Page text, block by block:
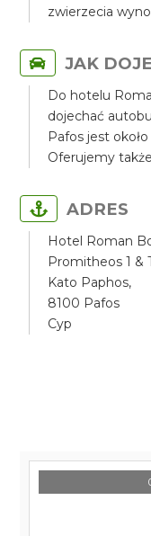
zwierzecia
JAK
Do hotelu
dojechać
Pafos jest
Oferujemy
ADRES
Hotel Roman
Promitheos 1 &
Kato Paphos,
8100 Pafos
Cyp